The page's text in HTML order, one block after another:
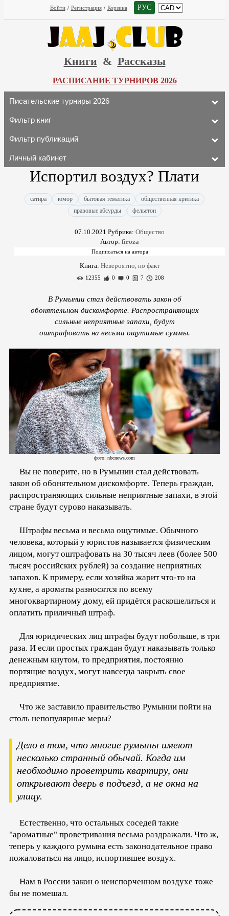
Войти / Регистрация / Корзина РУС
Книги & Рассказы
РАСПИСАНИЕ ТУРНИРОВ 2026
Писательские турниры 2026
Фильтр книг
Фильтр публикаций
Личный кабинет
Испортил воздух? Плати
сатира юмор бытовая тематика
общественная критика
правовые абсурды
фельетон
07.10.2021 Рубрика: Общество
Автор: firoza
Книга: Невероятно, но факт
12355 0 0 7 208
В Румынии стал действовать закон об
обонятельном дискомфорте. Распространяющих
сильные неприятные запахи, будут
оштрафовать на весьма ощутимые суммы.
фото: nbcnews.com
Вы не поверите, но в Румынии стал действовать
закон об обонятельном дискомфорте. Теперь граждан,
распространяющих сильные неприятные запахи, в этой
стране будут сурово наказывать.
Штрафы весьма и весьма ощутимые. Обычного
человека, который у юристов называется физическим
лицом, могут оштрафовать на 30 тысяч леев (более 500
тысяч российских рублей) за создание неприятных
запахов. К примеру, если хозяйка жарит что-то на
кухне, а ароматы разносятся по всему
многоквартирному дому, ей придётся раскошелиться и
оплатить приличный штраф.
Для юридических лиц штрафы будут побольше, в три
раза. И если простых граждан будут наказывать только
денежным кнутом, то предприятия, постоянно
портящие воздух, могут навсегда закрыть свое
предприятие.
Что же заставило правительство Румынии пойти на
столь непопулярные меры?
Дело в том, что многие румыны имеют
несколько странный обычай. Когда им
необходимо проветрить квартиру, они
открывают дверь в подъезд, а не окна на
улицу.
Естественно, что остальных соседей такие
"ароматные" проветривания весьма раздражали. Что ж,
теперь у каждого румына есть законодательное право
пожаловаться на лицо, испортившее воздух.
Нам в России закон о неиспорченном воздухе тоже
бы не помешал.